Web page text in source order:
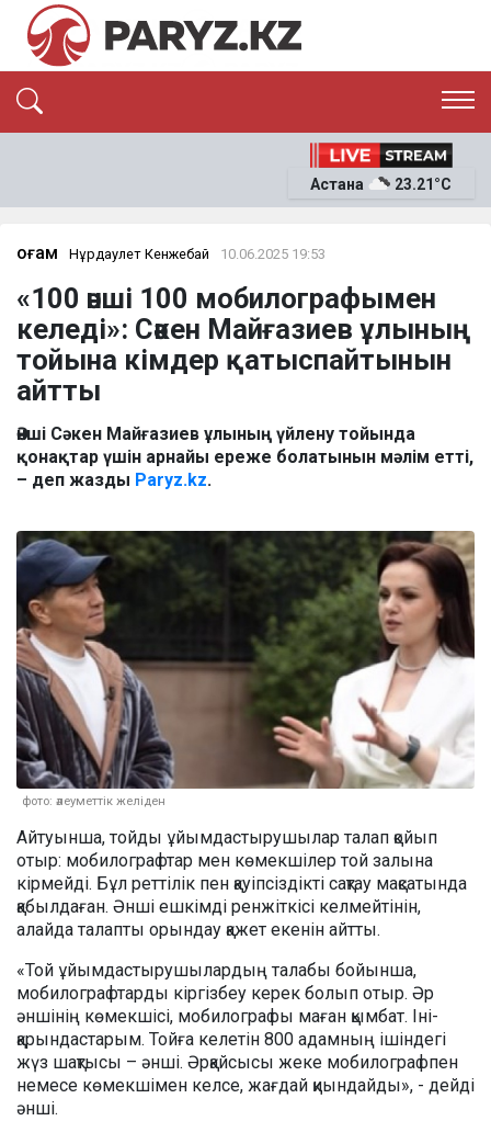
ЭКОНОМИКА
ОҚИҒА
News
Астана 23.21°C
Қоғам Нұрдаулет Кенжебай 10.06.2025 19:53
«100 әнші 100 мобилографымен
келеді»: Сәкен Майғазиев ұлының
тойына кімдер қатыспайтынын
айтты
Әнші Сәкен Майғазиев ұлының үйлену тойында
қонақтар үшін арнайы ереже болатынын мәлім етті,
– деп жазды Paryz.kz.
фото: әлеуметтік желіден
Айтуынша, тойды ұйымдастырушылар талап қойып
отыр: мобилографтар мен көмекшілер той залына
кірмейді. Бұл реттілік пен қауіпсіздікті сақтау мақсатында
қабылдаған. Әнші ешкімді ренжіткісі келмейтінін,
алайда талапты орындау қажет екенін айтты.
«Той ұйымдастырушылардың талабы бойынша,
мобилографтарды кіргізбеу керек болып отыр. Әр
әншінің көмекшісі, мобилографы маған қымбат. Іні-
қарындастарым. Тойға келетін 800 адамның ішіндегі
жүз шақтысы – әнші. Әрқайсысы жеке мобилографпен
немесе көмекшімен келсе, жағдай қиындайды», - дейді
әнші.